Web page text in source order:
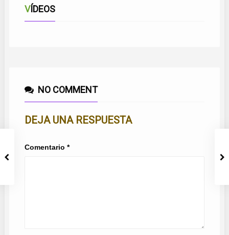
VÍDEOS
NO COMMENT
DEJA UNA RESPUESTA
Comentario *